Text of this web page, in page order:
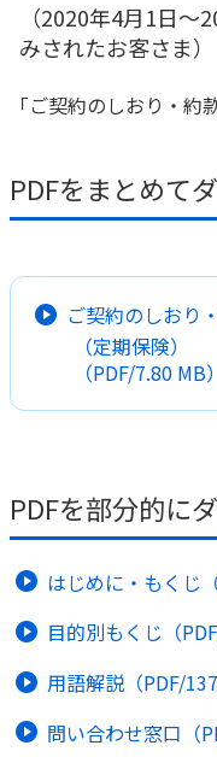
ご契約者さま
お手続き一覧
きっかけ・でき
マイページででき
ログイン
ご契約内容の確認
保険をご検討中
保険をご検討中
養老保険
定期保険
学資保険
保険の探し方の
これからのライ
法人のお客さま
ちら
目的から探す
お役立ち情報
かんぽ生命の団体
お問い合わせ先
かんぽのLifeサポ
医療
お金
子育て
かんぽ生命につ
経営理念・経営
会社概要
財務情報
日本郵政グルー
採用情報
CM・オウンドメ
よくあるご質問
お問い合わせ
株主・投資家のみな
English
（2020年4月1日
みされたお客さま）
「ご契約のしおり・約
PDFをまとめて
ご契約のしおり
（定期保険）
（PDF/7.80 MB）
PDFを部分的に
はじめに・もくじ
目的別もくじ（
用語解説（PDF/
問い合わせ窓口（